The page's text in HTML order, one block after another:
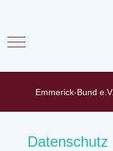
Mobile Menu Toggle
Emmerick-Bund e.V.
Datenschutz